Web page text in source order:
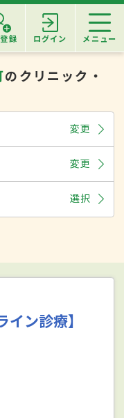
録 ログイン メニュー
のクリニック・
変更
変更
選択
イン診療】